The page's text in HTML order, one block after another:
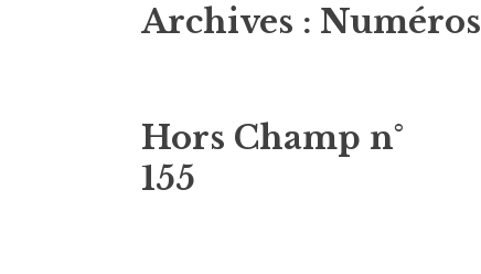
Archives : Numéros
Hors Champ n°
155